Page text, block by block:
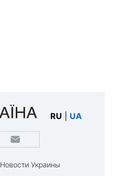
RU UA
Новости Украины